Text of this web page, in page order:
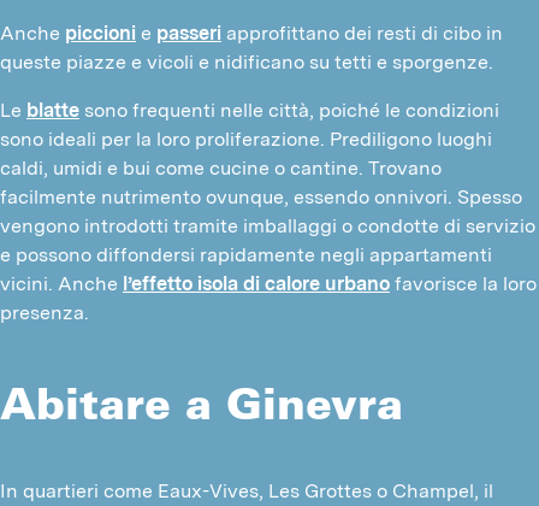
Anche piccioni e passeri approfittano dei resti di cibo in
queste piazze e vicoli e nidificano su tetti e sporgenze.
Le blatte sono frequenti nelle città, poiché le condizioni
sono ideali per la loro proliferazione. Prediligono luoghi
caldi, umidi e bui come cucine o cantine. Trovano
facilmente nutrimento ovunque, essendo onnivori. Spesso
vengono introdotti tramite imballaggi o condotte di servizio
e possono diffondersi rapidamente negli appartamenti
vicini. Anche l’effetto isola di calore urbano favorisce la loro
presenza.
Abitare a Ginevra
In quartieri come Eaux-Vives, Les Grottes o Champel, il